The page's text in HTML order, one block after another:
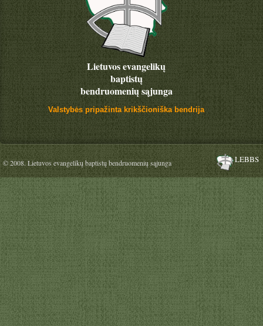
Lietuvos evangelikų
baptistų
bendruomenių sąjunga
Valstybės pripažinta krikščioniška bendrija
© 2008. Lietuvos evangelikų baptistų bendruomenių sąjunga LEBBS